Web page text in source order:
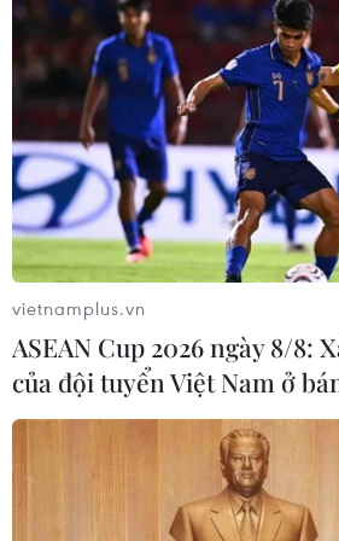
THỦY
Sở hữu trí tuệ
Quy
Hỗ trợ
Ngôn ngữ
TTXVN
Dịch vụ tin
Liên hệ
Giấy phép số: 1374/GP-BTTTT do Bộ
cấp ngày 11/9/2008.
Quảng cáo: Phó TBT Nguyễn Thị Tám:
Điện thoại: (024) 39411349 - (024)
vietnamplus.vn
ASEAN Cup 2026 ngày 8/8:
của đội tuyển Việt Nam ở